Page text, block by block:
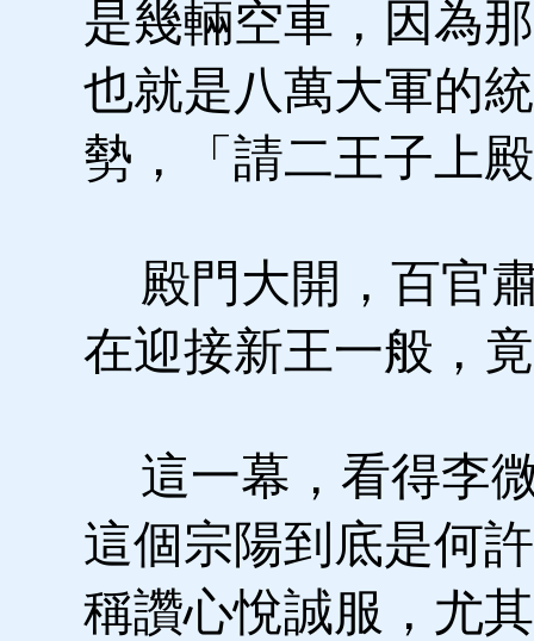
是幾輛空車，因為
也就是八萬大軍的
勢，「請二王子上
殿門大開，百官
在迎接新王一般，
這一幕，看得李
這個宗陽到底是何
稱讚心悅誠服，尤